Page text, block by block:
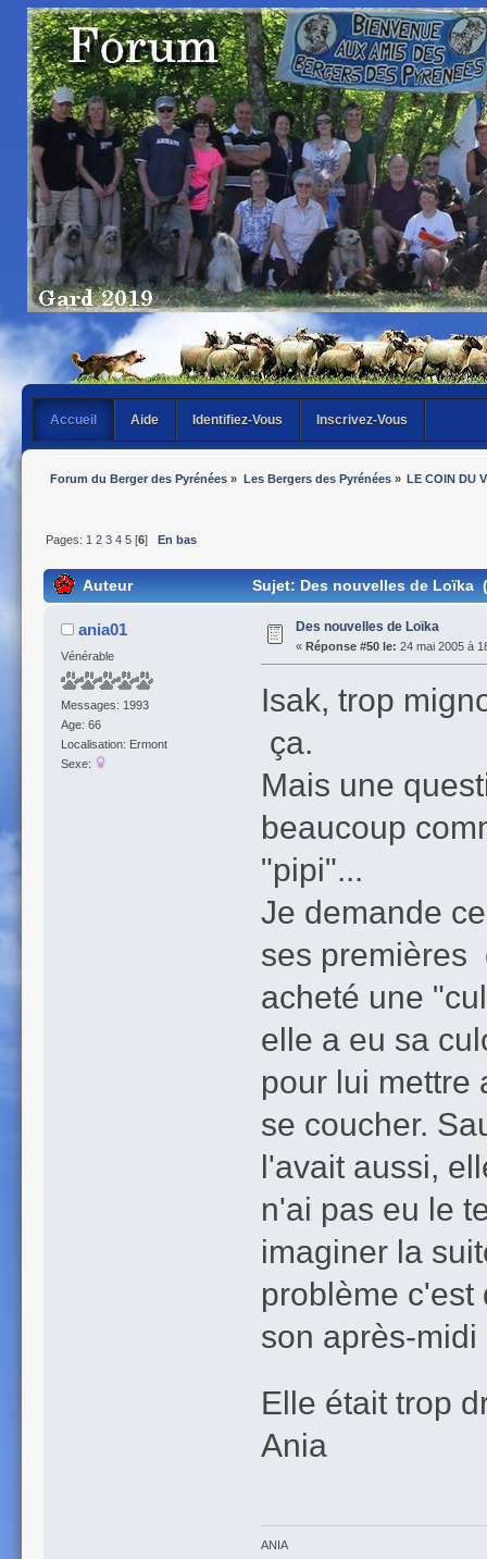
Accueil Aide Identifiez-Vous Inscrivez-Vous
Forum du Berger des Pyrénées » Les Bergers des Pyrénées» LE COIN DU
Pages: 1 2 3 4 5 [6] En bas
Auteur Sujet: Des nouvelles de Loïka
ania01
Vénérable
Messages: 1993
Age: 66
Localisation: Ermont
Sexe:
Des nouvelles de Loïka
« Réponse #50 le: 24 mai 2005 à
Isak, trop
ça.
Mais une
beaucoup
"pipi"...
Je demande
ses premières
acheté une
elle a eu sa
pour lui mettre
se coucher.
l'avait aussi,
n'ai pas eu le
imaginer la
problème c'est
son après-
Elle était trop
Ania
ANIA